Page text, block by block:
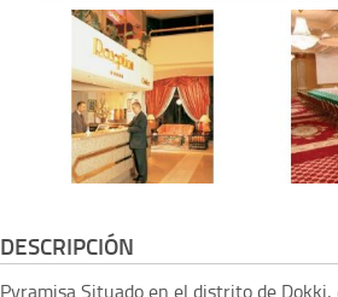
DESCRIPCIÓN
PyramisaSituado en el distrito de Dokki,